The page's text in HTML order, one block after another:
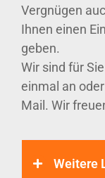
Vergnügen
Ihnen einen
geben.
Wir sind für
einmal an
Mail. Wir
Weitere